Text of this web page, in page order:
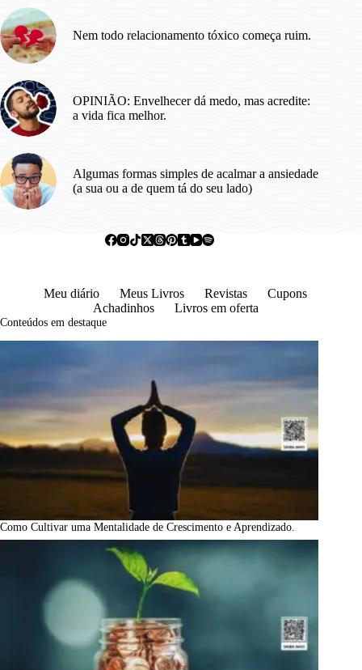
Nem todo relacionamento tóxico começa ruim.
OPINIÃO: Envelhecer dá medo, mas acredite:
a vida fica melhor.
Algumas formas simples de acalmar a ansiedade
(a sua ou a de quem tá do seu lado)
Meu diário Meus Livros Revistas
Cupons
Achadinhos
Livros em oferta
Conteúdos em destaque
Como Cultivar uma Mentalidade de Crescimento e Aprendizado.